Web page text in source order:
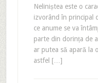
Neliniștea este o
izvorând în principal
ce anume se va
parte din dorința de
ar putea să apară la
astfel […]